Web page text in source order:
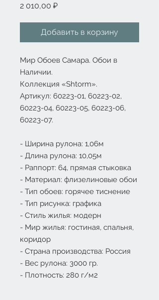
2 010,00 ₽Цена
Добавить в корзину
Мир Обоев Самара. Обои в
Наличии.
Коллекция «Shtorm».
Артикул: 60223-01, 60223-02,
60223-04, 60223-05, 60223-06,
60223-07.
- Ширина рулона: 1,06м
- Длина рулона: 10,05м
- Раппорт: 64, прямая стыковка
- Материал: флизелиновые обои
- Тип обоев: горячее тиснение
- Тип рисунка: графика
- Стиль жилья: модерн
- Мир жилья: гостиная, спальня,
коридор
- Страна производства: Россия
- Вес рулона: 3000 гр.
- Плотность: 280 г/м2